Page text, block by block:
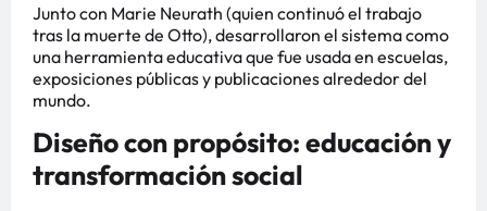
Junto con Marie Neurath (quien continuó el trabajo
tras la muerte de Otto), desarrollaron el sistema como
una herramienta educativa que fue usada en escuelas,
exposiciones públicas y publicaciones alrededor del
mundo.
Diseño con propósito: educación y
transformación social